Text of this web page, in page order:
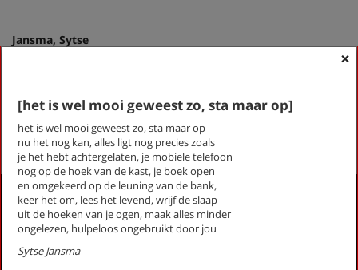
Jansma, Sytse
«First‹Previous
1 ›Next»Last
×
[het is wel mooi geweest zo, sta maar op]
het is wel mooi geweest zo, sta maar op
nu het nog kan, alles ligt nog precies zoals
je het hebt achtergelaten, je mobiele telefoon
nog op de hoek van de kast, je boek open
en omgekeerd op de leuning van de bank,
keer het om, lees het levend, wrijf de slaap
uit de hoeken van je ogen, maak alles minder
ongelezen, hulpeloos ongebruikt door jou
Sytse Jansma
Activiteiten
Lezingen door en over schrijvers
Stadsdichtersduo van Zeist
Boek & Film